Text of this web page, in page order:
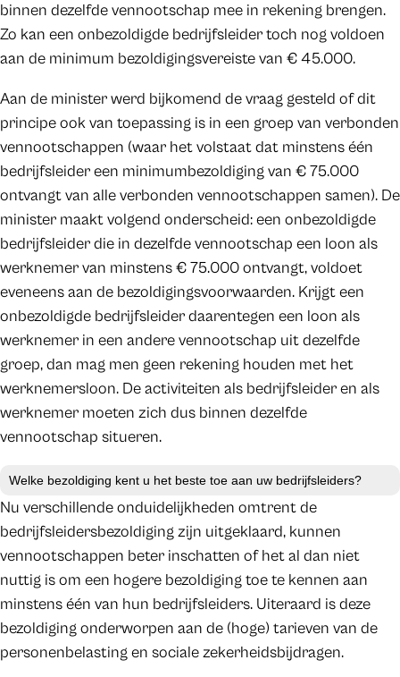
binnen dezelfde vennootschap mee in rekening brengen.
Zo kan een onbezoldigde bedrijfsleider toch nog voldoen
aan de minimum bezoldigingsvereiste van € 45.000.
Aan de minister werd bijkomend de vraag gesteld of dit
principe ook van toepassing is in een groep van verbonden
vennootschappen (waar het volstaat dat minstens één
bedrijfsleider een minimumbezoldiging van € 75.000
ontvangt van alle verbonden vennootschappen samen). De
minister maakt volgend onderscheid: een onbezoldigde
bedrijfsleider die in dezelfde vennootschap een loon als
werknemer van minstens € 75.000 ontvangt, voldoet
eveneens aan de bezoldigingsvoorwaarden. Krijgt een
onbezoldigde bedrijfsleider daarentegen een loon als
werknemer in een andere vennootschap uit dezelfde
groep, dan mag men geen rekening houden met het
werknemersloon. De activiteiten als bedrijfsleider en als
werknemer moeten zich dus binnen dezelfde
vennootschap situeren.
Welke bezoldiging kent u het beste toe aan uw bedrijfsleiders?
Nu verschillende onduidelijkheden omtrent de
bedrijfsleidersbezoldiging zijn uitgeklaard, kunnen
vennootschappen beter inschatten of het al dan niet
nuttig is om een hogere bezoldiging toe te kennen aan
minstens één van hun bedrijfsleiders. Uiteraard is deze
bezoldiging onderworpen aan de (hoge) tarieven van de
personenbelasting en sociale zekerheidsbijdragen.